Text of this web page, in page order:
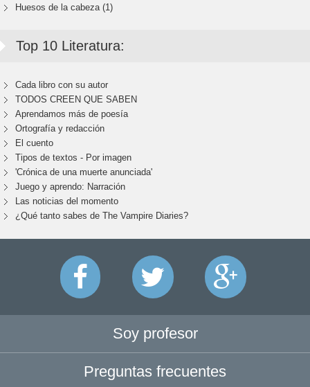
Huesos de la cabeza (1)
Top 10 Literatura:
Cada libro con su autor
TODOS CREEN QUE SABEN
Aprendamos más de poesía
Ortografía y redacción
El cuento
Tipos de textos - Por imagen
'Crónica de una muerte anunciada'
Juego y aprendo: Narración
Las noticias del momento
¿Qué tanto sabes de The Vampire Diaries?
Soy profesor
Preguntas frecuentes